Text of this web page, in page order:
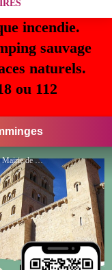
incendie.
sauvage
naturels.
ou 112
Sentier découverte ville Saint-Gaudens - Mairie de Saint-Gaudens